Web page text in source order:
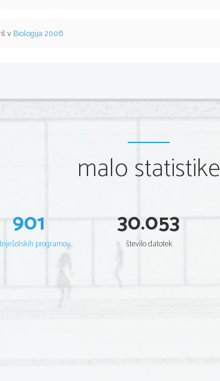
v Biologija 2006
malo statistike
901
programov
30.053
število datotek